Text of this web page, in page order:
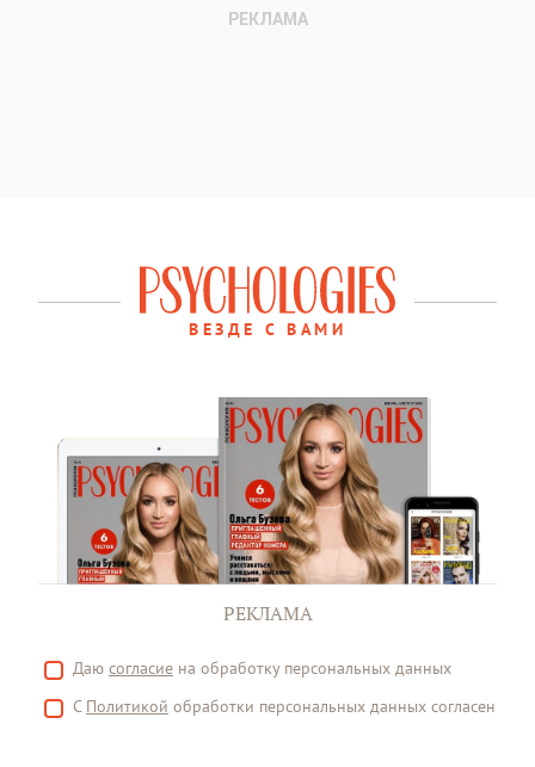
ВЕЗДЕ С ВАМИ
РЕКЛАМА
Даю согласие на обработку персональных данных
С Политикой обработки персональных данных согласен